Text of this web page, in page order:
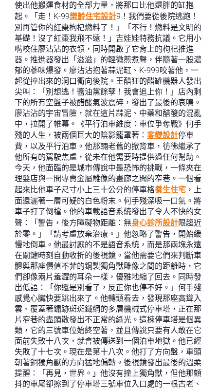
使出他搬運食材的全部力量，將那口比他還胖的缸抱
起。「走！K-99樂齡住宅設計9！我們要從後院逃跑！
別再管你的紅棗枸杞燃料了！」「不行！燃料是文明的
基礎！沒了紅棗我飛不遠！」吉娃娃特務抗議。它用小
嘴咬住廖沾沾的衣領，同時開啟了它背上的枸杞推進
器。推進器發出「滋滋」的輕微煎煮聲，伴隨著一股濃
郁的蔘味爆發。廖沾沾抱著蒜泥缸、K-999咬著他，一
起從撞出來的洞口衝向後院。王醋狂的醋罐機器人發出
尖叫：「別想逃！醬油黨餘孽！我會追上你！」店內剩
下的所有空盤子被醋酸氣波震碎，發出了最後的哀鳴。
廖沾沾的宇宙冒險，就在這片蒜泥、中藥和醋酸的混亂
中，拉開了帷幕。《平行泊車維度：車位爭奪戰》何手
殘的人生，被兩個巨大的陰影籠罩著： 客變設計停車
費，以及平行泊車。他那輛老舊的掀背車，彷彿繼承了
他所有的駕駛焦慮，從未在他需要時提供過任何幫助。
今天，他面臨的是城市傳說中最恐怖的挑戰，一條夾在
理髮店與一間專賣金屬雕像的畫廊之間的窄巷。一個看
起來比他車子尺寸小上三十公分的停車格養生住宅 ，上
面還灑著一層可疑的白色粉末。何手殘深吸一口氣。將
車子打了倒檔。他的車載語音系統發出了令人不快的女
聲：「警告，後方障礙物距離：無身心診所設計限趨近
於零。」「請考慮放棄治療。」他忽略了警告，開始緩
慢地倒車。他最討厭的不是語音系統，而是那兩塊永遠
在關鍵時刻自動收折的後視鏡。當他需要它們來判斷車
體與那座價值不菲的銅製獨角獸雕像之間的距離時，它
們卻像兩片羞澀的耳朵一樣，優雅地縮了回去。同時發
出低語：「你還是別看了，反正你也停不好。」何手殘
感覺心臟快要跳出來了。他轉頭看去，發現那座高聳入
雲、覆蓋著鏽跡斑斑鐵網的多層機械式停車塔，正在那
片窄巷的盡頭散發出不正常的綠光。這棟停車塔是個異
類，它的三號車位始終空著，並且傳說只要有人敢在它
面前失敗十八次，就會被傳送到一個泊車地獄。他已經
失敗了十七次。現在是第十八次。他打了方向盤，車頭
朝著銅獨角獸的方向猛地偏轉。後視鏡發出最後的溫柔
提醒：「再見，世界。」他沒有撞上獨角獸，但他那顫
抖的車尾卻擦到了停車塔三號車位入口處的一根古老、